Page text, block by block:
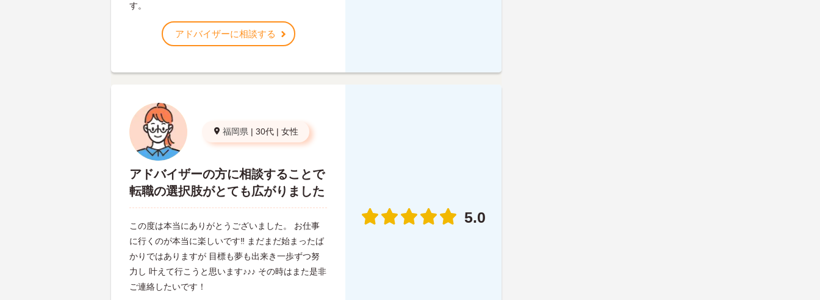
す。
アドバイザーに相談する
福岡県 | 30代 | 女性
アドバイザーの方に相談することで
転職の選択肢がとても広がりました
この度は本当にありがとうございました。 お仕事
に行くのが本当に楽しいです‼︎ まだまだ始まったば
かりではありますが 目標も夢も出来き一歩ずつ努
力し 叶えて行こうと思います♪♪♪ その時はまた是非
ご連絡したいです！
5.0